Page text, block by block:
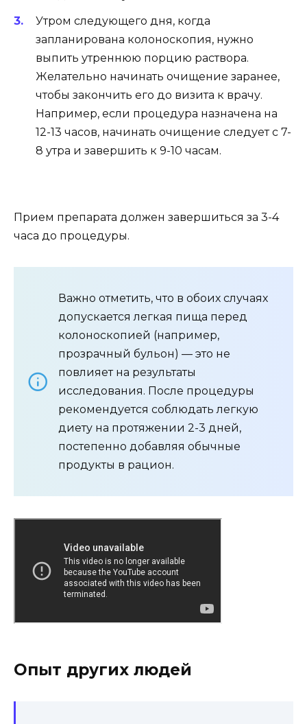
Утром следующего дня, когда
запланирована колоноскопия, нужно
выпить утреннюю порцию раствора.
Желательно начинать очищение заранее,
чтобы закончить его до визита к врачу.
Например, если процедура назначена на
12-13 часов, начинать очищение следует с 7-
8 утра и завершить к 9-10 часам.
Прием препарата должен завершиться за 3-4
часа до процедуры.
Важно отметить, что в обоих случаях
допускается легкая пища перед
колоноскопией (например,
прозрачный бульон) — это не
повлияет на результаты
исследования. После процедуры
рекомендуется соблюдать легкую
диету на протяжении 2-3 дней,
постепенно добавляя обычные
продукты в рацион.
Опыт других людей